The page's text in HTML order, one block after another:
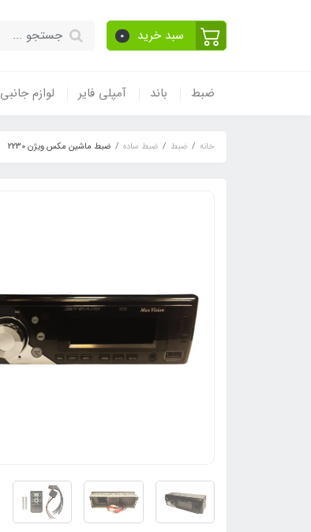
سبد خرید 0
ضبط باند آمپلی فایر لوازم جانبی
خانه ضبط ضبط ساده ضبط ماشین مکس ویژن 2230